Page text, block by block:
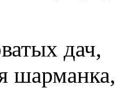
дач,
шарманка,